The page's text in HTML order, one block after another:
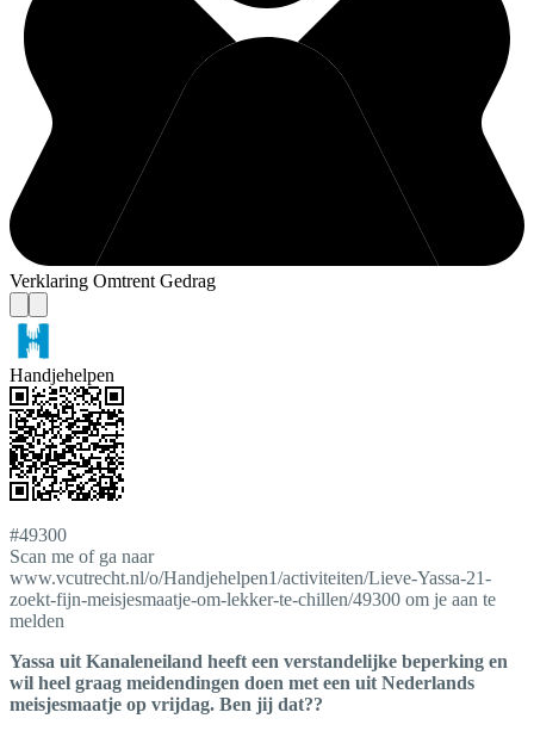
Verklaring Omtrent Gedrag
Handjehelpen
#49300
Scan me of ga naar
www.vcutrecht.nl/o/Handjehelpen1/activiteiten/Lieve-Yassa-21-
zoekt-fijn-meisjesmaatje-om-lekker-te-chillen/49300 om je aan te
melden
Yassa uit Kanaleneiland heeft een verstandelijke beperking en
wil heel graag meidendingen doen met een uit Nederlands
meisjesmaatje op vrijdag. Ben jij dat??